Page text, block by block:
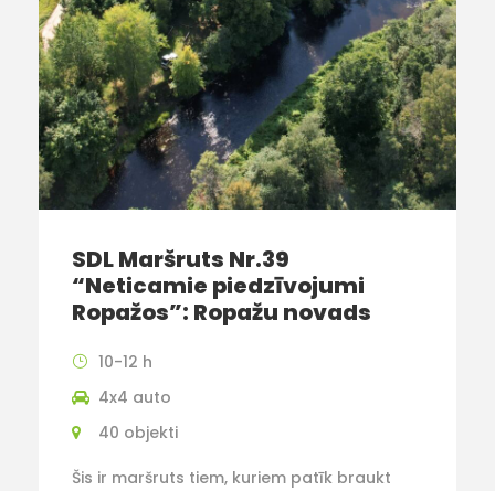
SDL Maršruts Nr.39
“Neticamie piedzīvojumi
Ropažos”: Ropažu novads
10-12 h
4x4 auto
40 objekti
Šis ir maršruts tiem, kuriem patīk braukt